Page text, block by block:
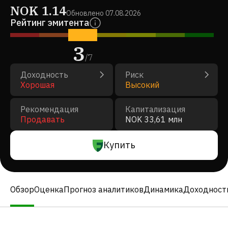
NOK 1.14Обновлено 07.08.2026
Рейтинг эмитента
3/7
Доходность
Хорошая
Риск
Высокий
Рекомендация
Продавать
Капитализация
NOK 33,61 млн
Купить
ОбзорОценкаПрогноз аналитиковДинамика